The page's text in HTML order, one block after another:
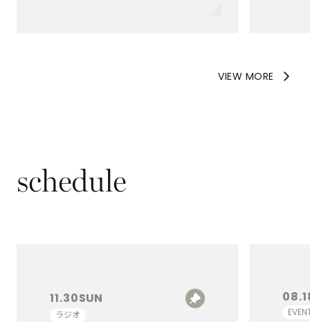
VIEW MORE
11.30SUN
ラジオ